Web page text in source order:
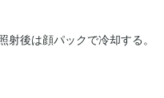
後は顔パックで冷却する。